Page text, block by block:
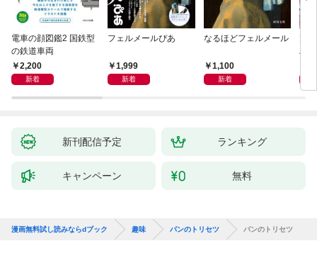
電車の顔図鑑2 国鉄型
の鉄道車両
2,200
新着
フェルメールぴあ
1,999
新着
なるほどフェルメール
1,100
新着
ハ
新刊配信予定 ランキング
キャンペーン 無料
漫画無料試し読みならdブック 趣味 パンのトリセツ パンのトリセツ